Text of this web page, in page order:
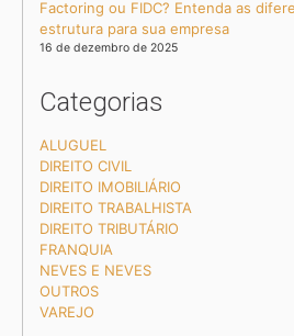
Factoring ou FIDC? Entenda as
estrutura para sua empresa
16 de dezembro de 2025
Categorias
ALUGUEL
DIREITO CIVIL
DIREITO IMOBILIÁRIO
DIREITO TRABALHISTA
DIREITO TRIBUTÁRIO
FRANQUIA
NEVES E NEVES
OUTROS
VAREJO